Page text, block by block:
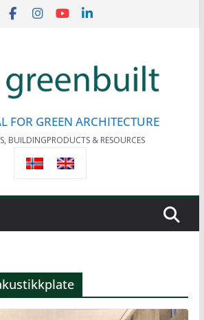
FOR GREEN ARCHITECTURE
BUILDINGPRODUCTS & RESOURCES